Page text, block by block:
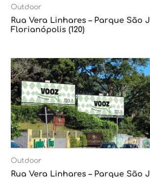
Outdoor
Rua Vera Linhares – Parque São
Florianópolis (120)
Outdoor
Rua Vera Linhares – Parque São